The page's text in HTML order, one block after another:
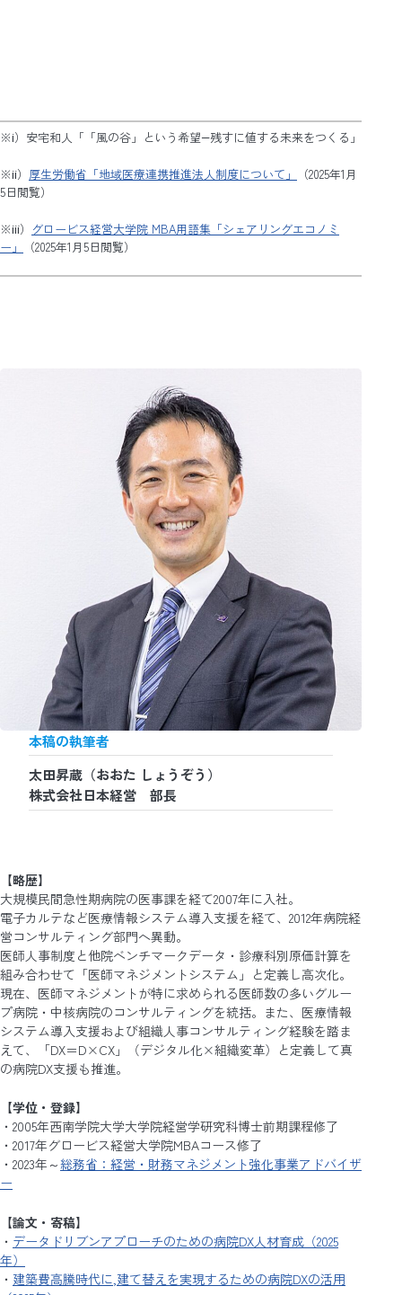
※ⅰ）安宅和人「「風の谷」という希望―残すに値する未来をつくる」
※ⅱ） 厚生労働省「地域医療連携推進法人制度について」
（2025年1月
5日閲覧）
※ⅲ） グロービス経営大学院 MBA用語集「シェアリングエコノミ
ー」
（2025年1月5日閲覧）
本稿の執筆者
太田昇蔵（おおた しょうぞう）
株式会社日本経営 部長
【略歴】
大規模民間急性期病院の医事課を経て2007年に入社。
電子カルテなど医療情報システム導入支援を経て、2012年病院経
営コンサルティング部門へ異動。
医師人事制度と他院ベンチマークデータ・診療科別原価計算を
組み合わせて「医師マネジメントシステム」と定義し高次化。
現在、医師マネジメントが特に求められる医師数の多いグルー
プ病院・中核病院のコンサルティングを統括。また、医療情報
システム導入支援および組織人事コンサルティング経験を踏ま
えて、「DX＝D×CX」（デジタル化×組織変革）と定義して真
の病院DX支援も推進。
【学位・登録】
・2005年西南学院大学大学院経営学研究科博士前期課程修了
・2017年グロービス経営大学院MBAコース修了
・2023年～総務省：経営・財務マネジメント強化事業アドバイザ
ー
【論文・寄稿】
・ データドリブンアプローチのための病院DX人材育成（2025
年）
・ 建築費高騰時代に,建て替えを実現するための病院DXの活用